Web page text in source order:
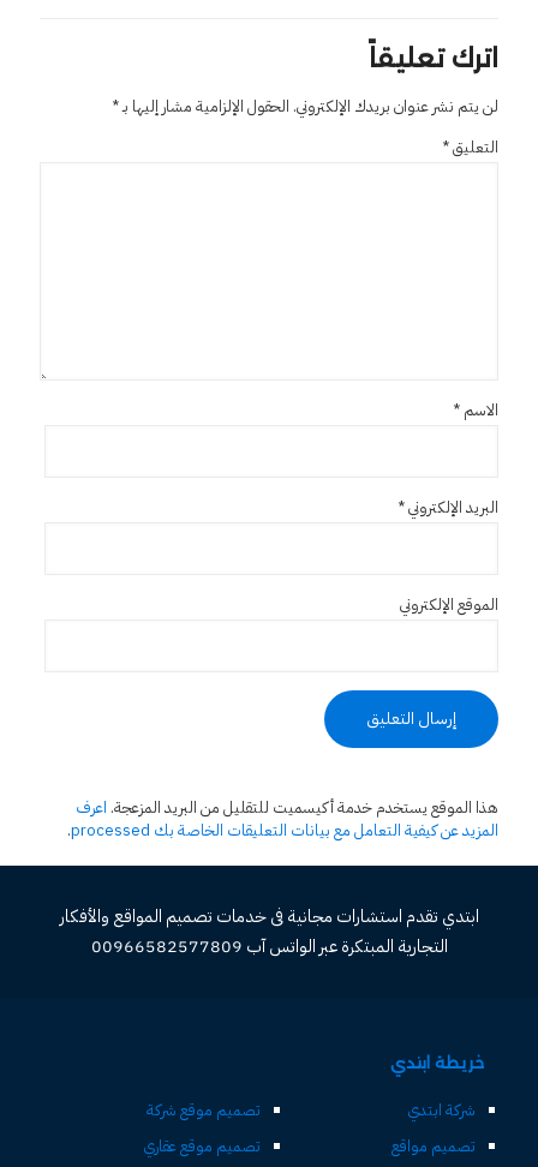
اترك تعليقاً
لن يتم نشر عنوان بريدك الإلكتروني. الحقول الإلزامية مشار إليها بـ*
التعليق*
الاسم *
البريد الإلكتروني*
الموقع الإلكتروني
هذا الموقع يستخدم خدمة أكيسميت للتقليل من البريد المزعجة. اعرف
المزيد عن كيفية التعامل مع بيانات التعليقات الخاصة بك processed
.
ابتدي تقدم استشارات مجانية فى خدمات تصميم المواقع والأفكار
التجارية المبتكرة عبر الواتس آب 00966582577809
خريطة ابتدي
شركة ابتدي
تصميم مواقع
تصميم موقع شركة
تصميم موقع عقاري